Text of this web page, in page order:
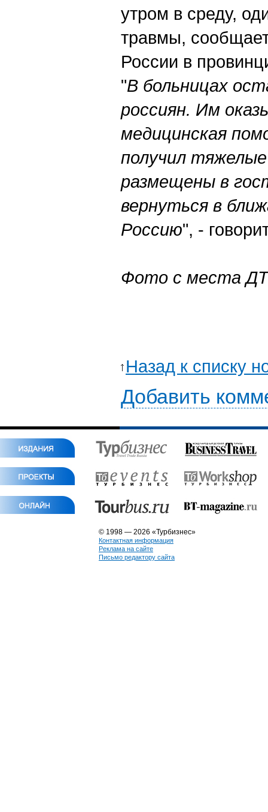
утром в среду,
травмы,
России в
"В больницах
россиян. Им
медицинская
получил
размещены в
вернуться в
Россию", -
Фото c места
Назад к списку
Добавить
© 1998 — 2026 «Турбизнес»
Контактная информация
Реклама на сайте
Письмо редактору сайта